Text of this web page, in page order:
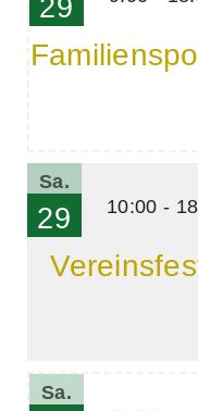
29
Sa.
29 10:00 -
Sa.